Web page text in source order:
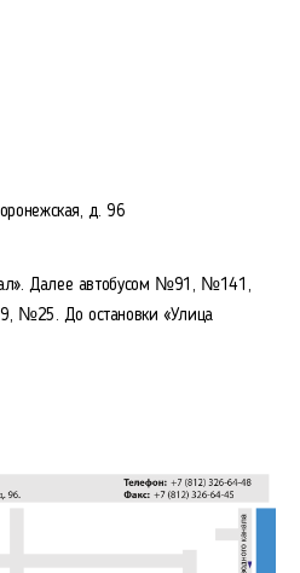
д. 96
Далее автобусом №91, №141,
До остановки «Улица